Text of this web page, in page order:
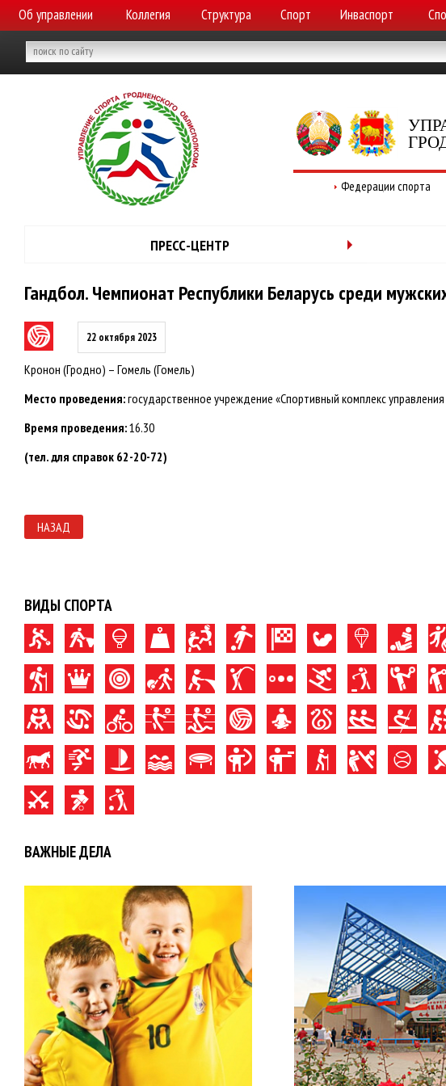
Об управлении Коллегия Структура Спорт Инваспорт
Федерации спорта
ПРЕСС-ЦЕНТР
Гандбол. Чемпионат Республики Беларусь среди
22 октября 2023
Кронон (Гродно) – Гомель (Гомель)
Место проведения:государственное учреждение «Спортивный комплекс
Время проведения:16.30
(тел. для справок 62-20-72)
НАЗАД
ВИДЫ СПОРТА
ВАЖНЫЕ ДЕЛА